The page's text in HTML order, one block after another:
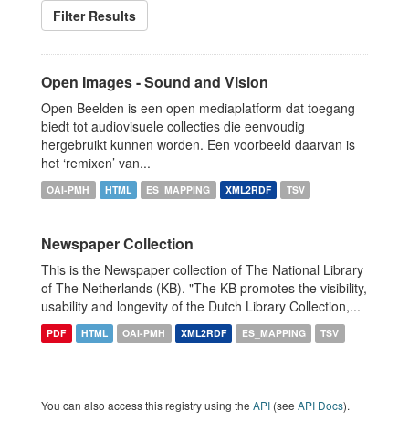
Filter Results
Open Images - Sound and Vision
Open Beelden is een open mediaplatform dat toegang
biedt tot audiovisuele collecties die eenvoudig
hergebruikt kunnen worden. Een voorbeeld daarvan is
het ‘remixen’ van...
OAI-PMH HTML ES_MAPPING XML2RDF TSV
Newspaper Collection
This is the Newspaper collection of The National Library
of The Netherlands (KB). "The KB promotes the visibility,
usability and longevity of the Dutch Library Collection,...
PDF HTML OAI-PMH XML2RDF ES_MAPPING TSV
You can also access this registry using the API (see API Docs).